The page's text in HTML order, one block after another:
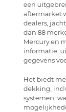
een
aftermarket
dealers,
dan 88
Mercury en
informatie,
gegevens
Het biedt
dekking,
systemen,